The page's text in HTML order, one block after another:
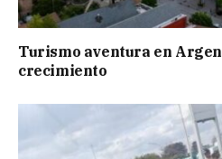
Turismo aventura en
crecimiento